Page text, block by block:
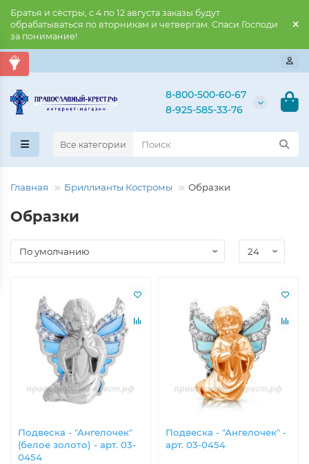
Братья и сёстры, с 4 по 12 августа заказы будут
обрабатываться по вторникам и четвергам. Спаси Господи
за понимание!
8-800-500-60-67
8-925-585-33-76
Все категории
Главная Бриллианты Костромы Образки
Образки
Подвеска - "Ангелочек"
(белое золото) - арт. 03-
0454
Подвеска - "Ангелочек" -
арт. 03-0454